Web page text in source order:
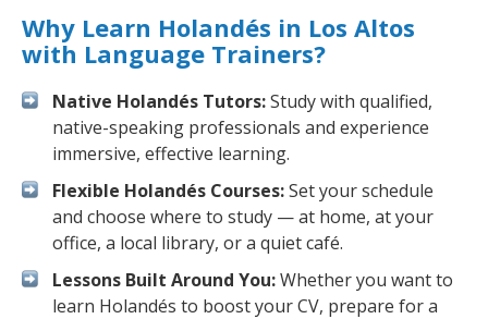
Why Learn Holandés in Los Altos
with Language Trainers?
Native Holandés Tutors:Study with qualified,
native-speaking professionals and experience
immersive, effective learning.
Flexible Holandés Courses:Set your schedule
and choose where to study — at home, at your
office, a local library, or a quiet café.
Lessons Built Around You:Whether you want to
learn Holandés to boost your CV, prepare for a